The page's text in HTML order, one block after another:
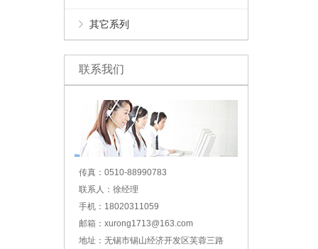
其它系列
联系我们
传真：0510-88990783
联系人：徐经理
手机：18020311059
邮箱：xurong1713@163.com
地址：无锡市锡山经济开发区芙蓉三路